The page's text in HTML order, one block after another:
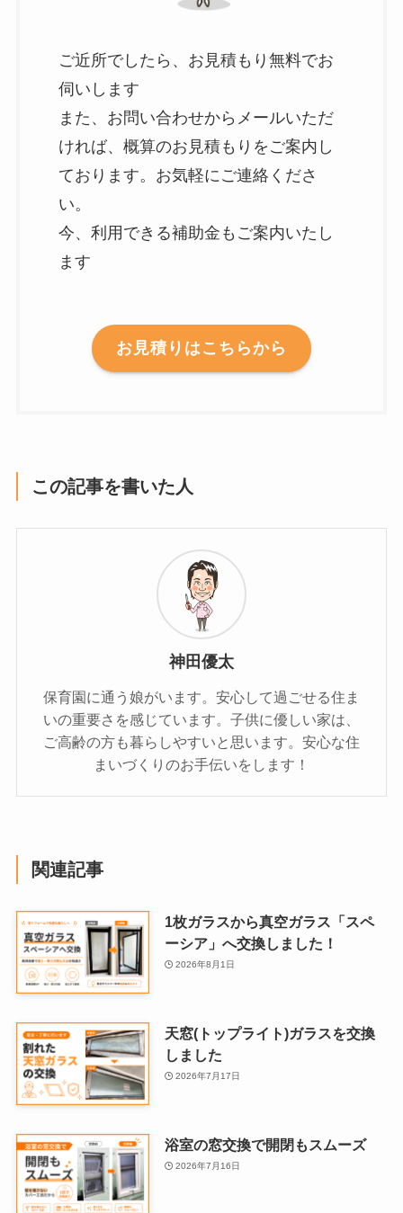
ご近所でしたら、お見積もり無料でお
伺いします
また、お問い合わせからメールいただ
ければ、概算のお見積もりをご案内し
ております。お気軽にご連絡くださ
い。
今、利用できる補助金もご案内いたし
ます
お見積りはこちらから
この記事を書いた人
神田優太
保育園に通う娘がいます。安心して過ごせる住ま
いの重要さを感じています。子供に優しい家は、
ご高齢の方も暮らしやすいと思います。安心な住
まいづくりのお手伝いをします！
関連記事
1枚ガラスから真空ガラス「スペ
ーシア」へ交換しました！
2026年8月1日
天窓(トップライト)ガラスを交換
しました
2026年7月17日
浴室の窓交換で開閉もスムーズ
2026年7月16日